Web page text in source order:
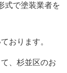
式で塗装業者を
おります。
、杉並区のお